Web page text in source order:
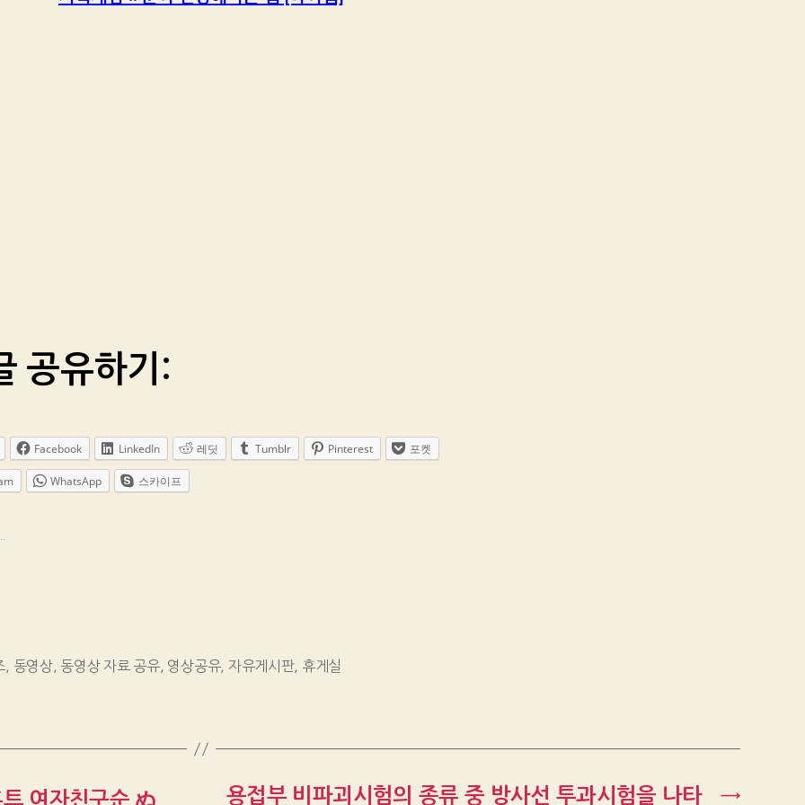
공유하기:
Facebook LinkedIn 레딧 Tumblr Pinterest 포켓
WhatsApp 스카이프
동영상, 동영상 자료 공유, 영상공유, 자유게시판, 휴게실
,여자친구순 ぬ →
용접부 비파괴시험의 종류 중 방사선 투과시험을 나타